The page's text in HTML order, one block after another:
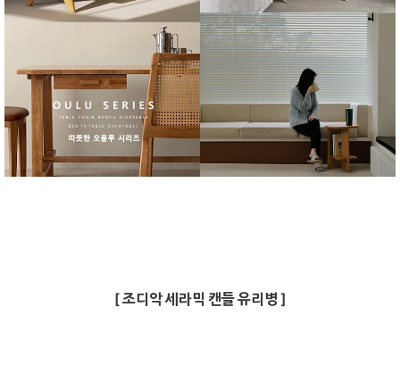
[ 조디악 세라믹 캔들 유리병 ]